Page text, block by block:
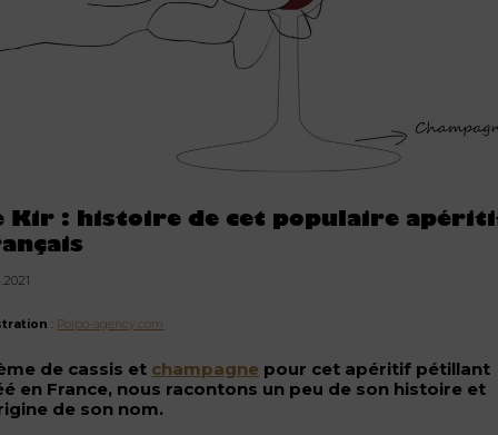
Kir : histoire de cet populaire
: Polpo-agency.com
de cassis et champagne pour cet apéritif pétillant
en France, nous racontons un peu de son histoire et
de son nom.